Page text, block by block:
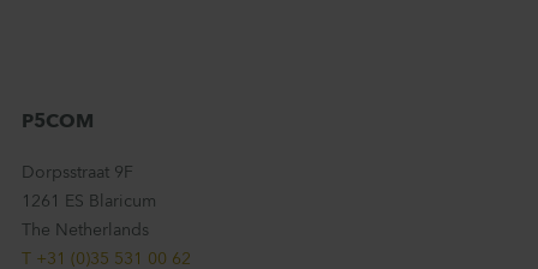
P5COM
Dorpsstraat 9F
1261 ES Blaricum
The Netherlands
T +31 (0)35 531 00 62